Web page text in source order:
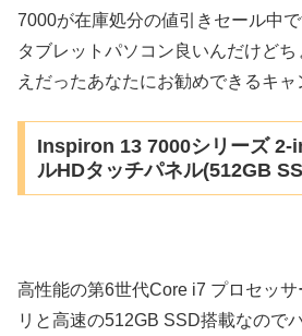
7000が在庫処分の値引きセール中で
タブレットパソコン良いんだけど
えだったあなたにお勧めできるキャ
Inspiron 13 7000シリーズ 2-
ルHDタッチパネル(512GB
高性能の第6世代Core i7 プロセッ
リと高速の512GB SSD搭載なので